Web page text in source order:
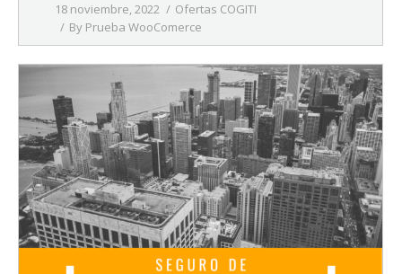
18 noviembre, 2022
Ofertas COGITI
By Prueba WooComerce